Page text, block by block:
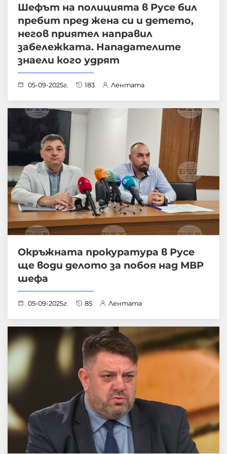
Шефът на полицията в Русе бил
пребит пред жена си и детето,
негов приятел направил
забележката. Нападателите
знаели кого удрят
05-09-2025г. 183 Лентата
Окръжната прокуратура в Русе
ще води делото за побоя над МВР
шефа
05-09-2025г. 85 Лентата